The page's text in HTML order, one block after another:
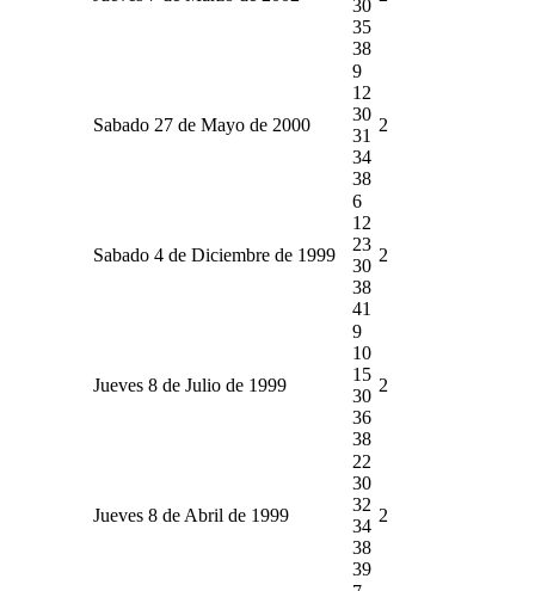
30
35
38
Sabado 27 de Mayo de 2000
9
12
30
31
34
38
2
Sabado 4 de Diciembre de 1999
6
12
23
30
38
41
2
Jueves 8 de Julio de 1999
9
10
15
30
36
38
2
Jueves 8 de Abril de 1999
22
30
32
34
38
39
2